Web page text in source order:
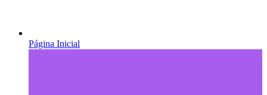
Página Inicial